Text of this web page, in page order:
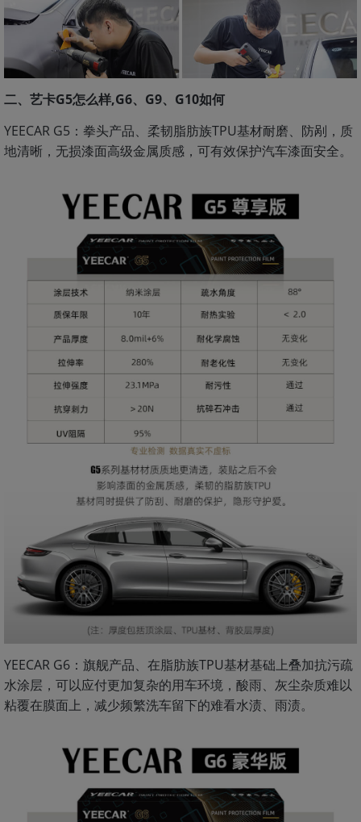
二、艺卡G5怎么样,G6、G9、G10如何
YEECAR G5：拳头产品、柔韧脂肪族TPU基材耐磨、防剐，质
地清晰，无损漆面高级金属质感，可有效保护汽车漆面安全。
YEECAR G6：旗舰产品、在脂肪族TPU基材基础上叠加抗污疏
水涂层，可以应付更加复杂的用车环境，酸雨、灰尘杂质难以
粘覆在膜面上，减少频繁洗车留下的难看水渍、雨渍。